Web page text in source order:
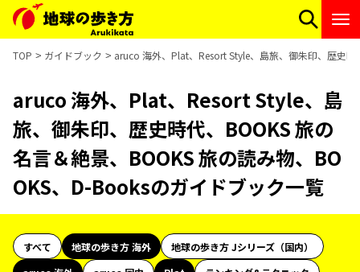
TOP ガイドブック aruco 海外、Plat、Resort Style、島旅、御朱印、歴史
aruco 海外、Plat、Resort Style、島
旅、御朱印、歴史時代、BOOKS 旅の
名言＆絶景、BOOKS 旅の読み物、BO
OKS、D-Booksのガイドブック一覧
すべて 地球の歩き方 海外
地球の歩き方 Jシリーズ（国内）